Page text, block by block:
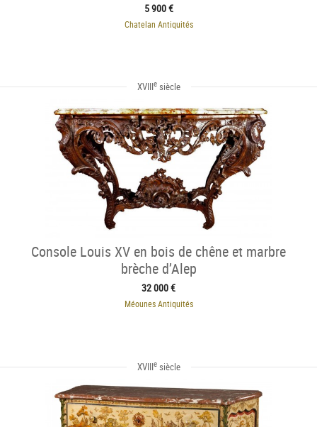
5 900 €
Chatelan Antiquités
XVIIIesiècle
Console Louis XV en bois de chêne et marbre
brèche d’Alep
32 000 €
Méounes Antiquités
XVIIIesiècle